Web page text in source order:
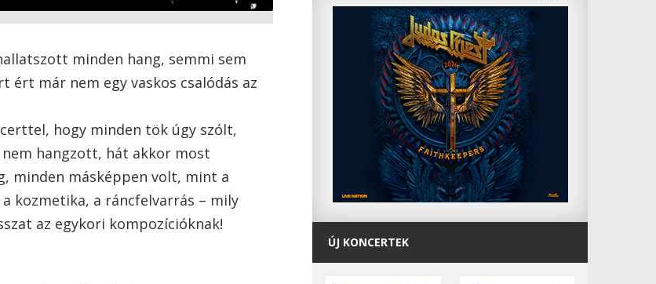
minden hang, semmi sem
ért már nem egy vaskos csalódás az
hogy minden tök úgy szólt,
nem hangzott, hát akkor most
minden másképpen volt, mint a
kozmetika, a ráncfelvarrás – mily
az egykori kompozícióknak!
ÚJ KONCERTEK